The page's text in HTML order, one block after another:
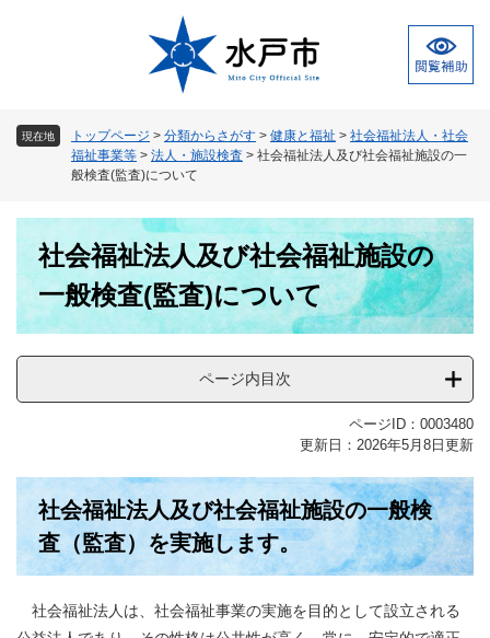
現在地 トップページ > 分類からさがす > 健康と福祉 > 社会福祉法人・社会
福祉事業等 > 法人・施設検査 > 社会福祉法人及び社会福祉施設の一
般検査(監査)について
社会福祉法人及び社会福祉施設の
一般検査(監査)について
ページ内目次
ページID：0003480
更新日：2026年5月8日更新
社会福祉法人及び社会福祉施設の一般検
査（監査）を実施します。
社会福祉法人は、社会福祉事業の実施を目的として設立される